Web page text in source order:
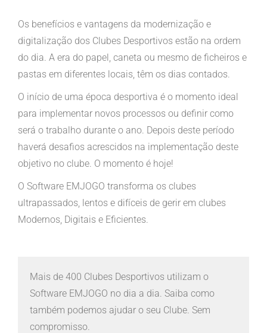
Os benefícios e vantagens da modernização e
digitalização dos Clubes Desportivos estão na ordem
do dia. A era do papel, caneta ou mesmo de ficheiros e
pastas em diferentes locais, têm os dias contados.
O início de uma época desportiva é o momento ideal
para implementar novos processos ou definir como
será o trabalho durante o ano. Depois deste período
haverá desafios acrescidos na implementação deste
objetivo no clube. O momento é hoje!
O Software EMJOGO transforma os clubes
ultrapassados, lentos e difíceis de gerir em clubes
Modernos, Digitais e Eficientes.
Mais de 400 Clubes Desportivos utilizam o
Software EMJOGO no dia a dia. Saiba como
também podemos ajudar o seu Clube. Sem
compromisso.